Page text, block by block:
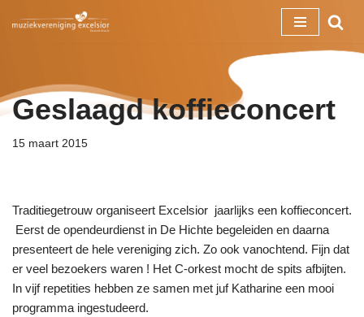
inhoud
Geslaagd koffieconcert
15 maart 2015
Traditiegetrouw organiseert Excelsior jaarlijks een koffieconcert.
Eerst de opendeurdienst in De Hichte begeleiden en daarna
presenteert de hele vereniging zich. Zo ook vanochtend. Fijn dat
er veel bezoekers waren ! Het C-orkest mocht de spits afbijten.
In vijf repetities hebben ze samen met juf Katharine een mooi
programma ingestudeerd.